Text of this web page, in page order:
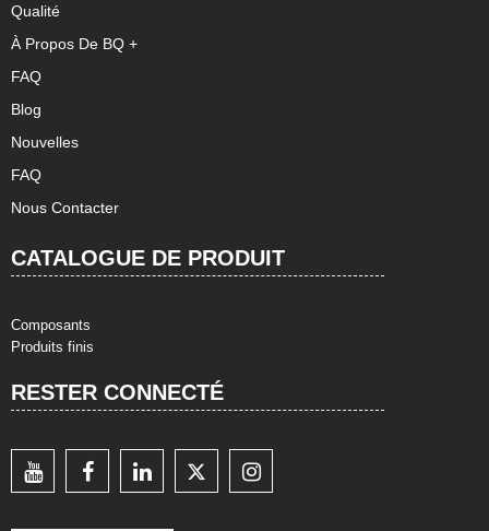
Qualité
À Propos De BQ +
FAQ
Blog
Nouvelles
FAQ
Nous Contacter
CATALOGUE DE PRODUIT
Composants
Produits finis
RESTER CONNECTÉ